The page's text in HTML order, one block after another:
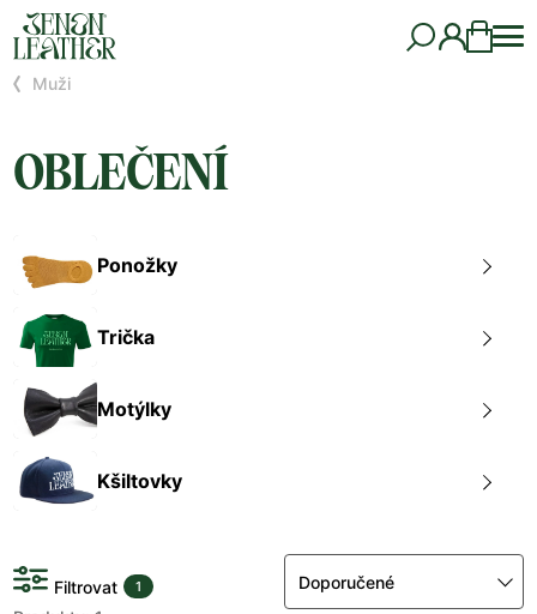
Muži
OBLEČENÍ
Ponožky
Trička
Motýlky
Kšiltovky
Filtrovat 1 Doporučené